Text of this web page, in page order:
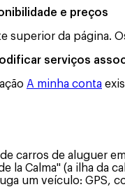
e preços
superior da página.
serviços
A minha conta
carros de aluguer
la Calma" (a ilha da
um veículo: